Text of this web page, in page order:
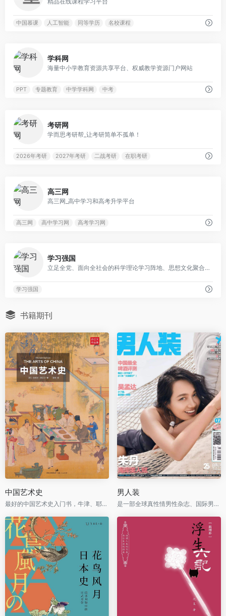
中国慕课 人工智能 同等学历 名校课程
学科网
海量中小学教育资源共享平台、权威教学资源门户网站
PPT 专题教育 中学学科网 中考
考研网
学而思考研帮_让考研简单不孤单！
2026年考研 2027年考研 二战考研 在职考研
高三网
高三网_高中学习和高考升学平台
高三网 高中学习网 高考学习网
学习强国
立足全党、面向全社会的科学理论学习阵地、思想文化聚合平台、科学知识传播高地、人民群众精神家园
学习强国
书籍期刊
中国艺术史
最好的中国艺术史入门书，牛津、耶鲁、普林斯顿沿用40年之经典读本
男人装
是一部全球真性情男性杂志、国际男性杂志市场的当红杂志